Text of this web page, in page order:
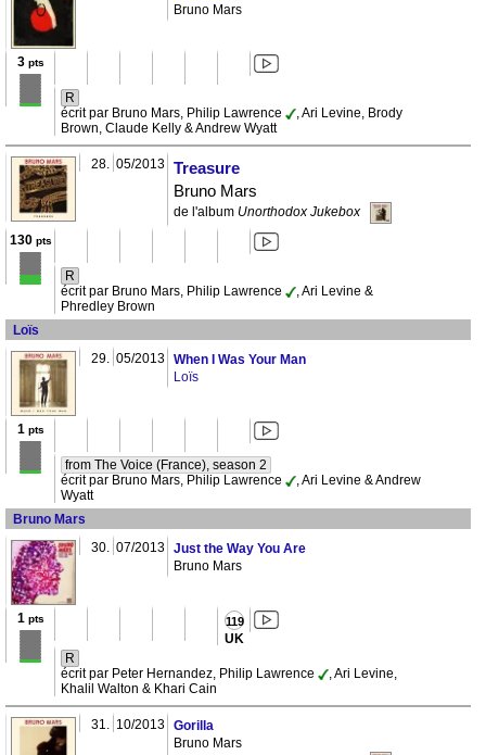
Bruno Mars
3pts
R
écrit par Bruno Mars, Philip Lawrence
, Ari Levine, Brody
Brown, Claude Kelly & Andrew Wyatt
28. 05/2013 Treasure
Bruno Mars
de l'album Unorthodox Jukebox
130pts
R
écrit par Bruno Mars, Philip Lawrence
, Ari Levine &
Phredley Brown
Loïs
29. 05/2013 When I Was Your Man
Loïs
1 pts
from The Voice (France), season 2
écrit par Bruno Mars, Philip Lawrence
, Ari Levine & Andrew
Wyatt
Bruno Mars
30. 07/2013 Just the Way You Are
Bruno Mars
1 pts
119
UK
R
écrit par Peter Hernandez, Philip Lawrence
, Ari Levine,
Khalil Walton & Khari Cain
31. 10/2013 Gorilla
Bruno Mars